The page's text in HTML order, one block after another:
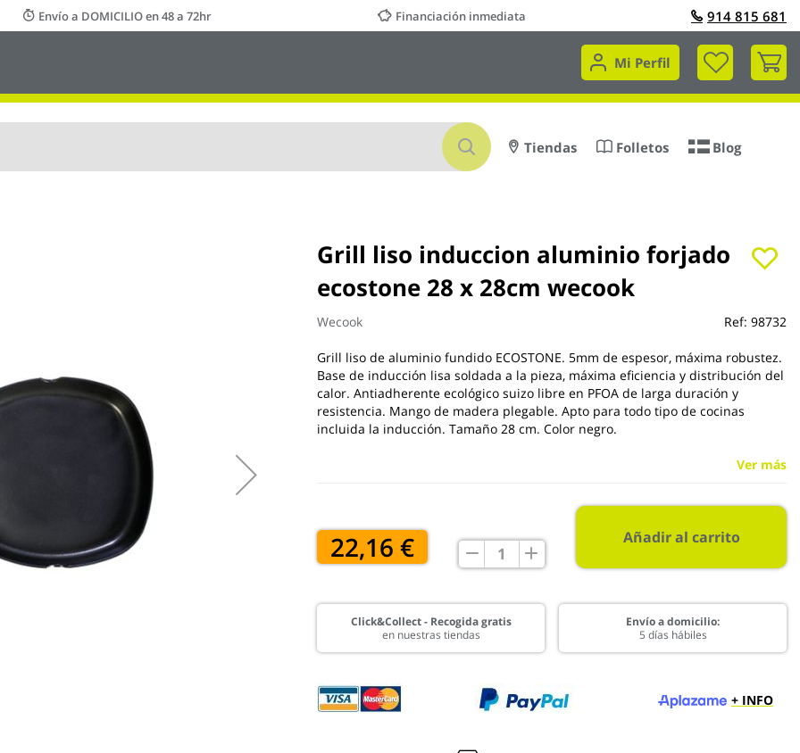
Envío a DOMICILIO en 48 a 72hr Financiación inmediata 914 815 681
Mi Perfil
Mi
Buscar
Tiendas Folletos Blog
Grill liso induccion aluminio forjado
ecostone 28 x 28cm wecook
Wecook Ref: 98732
Grill liso de aluminio fundido ECOSTONE. 5mm de espesor, máxima robustez.
Base de inducción lisa soldada a la pieza, máxima eficiencia y distribución del
calor. Antiadherente ecológico suizo libre en PFOA de larga duración y
resistencia. Mango de madera plegable. Apto para todo tipo de cocinas
incluida la inducción. Tamaño 28 cm. Color negro.
Ver más
22,16 € Añadir al carrito
Click&Collect - Recogida gratis
en nuestras tiendas
Envío a domicilio:
5 días hábiles
+ INFO